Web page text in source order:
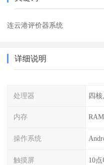
连云港评价器系统
详细说明
处理器 四核
内存
操作系统
触摸屏 10